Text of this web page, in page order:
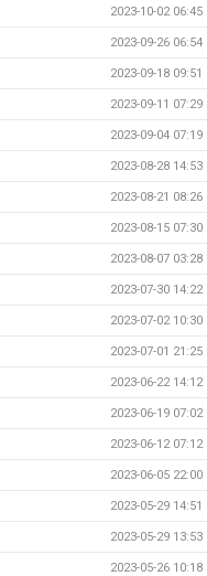
2023-10-02 06:45
2023-09-26 06:54
2023-09-18 09:51
2023-09-11 07:29
2023-09-04 07:19
2023-08-28 14:53
2023-08-21 08:26
2023-08-15 07:30
2023-08-07 03:28
2023-07-30 14:22
2023-07-02 10:30
2023-07-01 21:25
2023-06-22 14:12
2023-06-19 07:02
2023-06-12 07:12
2023-06-05 22:00
2023-05-29 14:51
2023-05-29 13:53
2023-05-26 10:18